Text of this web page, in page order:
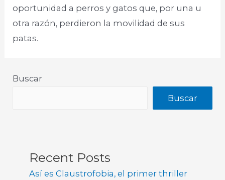
oportunidad a perros y gatos que, por una u
otra razón, perdieron la movilidad de sus
patas. ​
Buscar
Buscar
Recent Posts
Así es Claustrofobia, el primer thriller